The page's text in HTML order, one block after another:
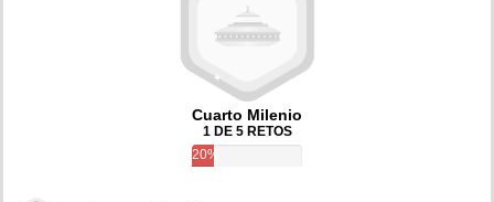
Cuarto Milenio
1 DE 5 RETOS
20%